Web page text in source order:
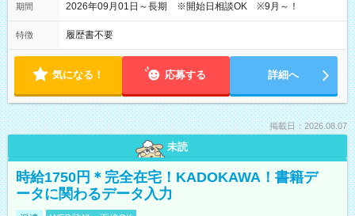
期間 2026年09月01日～長期 ※開始日相談OK ※9月～！
特徴 履歴書不要
気になる！ 応募する 詳細へ
掲載日：2026.08.07
未読
時給1750円＊完全在宅！KADOKAWA！書籍デ
ータに関わるデータ入力